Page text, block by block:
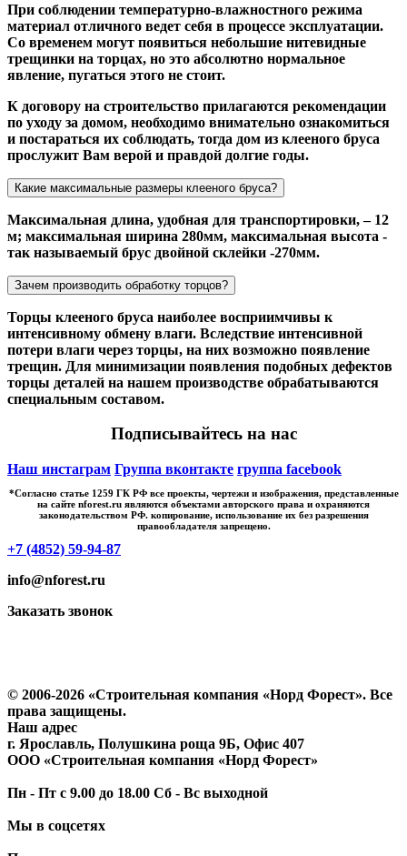
При соблюдении температурно-влажностного режима
материал отличного ведет себя в процессе эксплуатации.
Со временем могут появиться небольшие нитевидные
трещинки на торцах, но это абсолютно нормальное
явление, пугаться этого не стоит.
К договору на строительство прилагаются рекомендации
по уходу за домом, необходимо внимательно ознакомиться
и постараться их соблюдать, тогда дом из клееного бруса
прослужит Вам верой и правдой долгие годы.
Какие максимальные размеры клееного бруса?
Максимальная длина, удобная для транспортировки, – 12
м; максимальная ширина 280мм, максимальная высота -
так называемый брус двойной склейки -270мм.
Зачем производить обработку торцов?
Торцы клееного бруса наиболее восприимчивы к
интенсивному обмену влаги. Вследствие интенсивной
потери влаги через торцы, на них возможно появление
трещин. Для минимизации появления подобных дефектов
торцы деталей на нашем производстве обрабатываются
специальным составом.
Подписывайтесь на нас
Наш инстаграм Группа вконтакте группа facebook
*Cогласно статье 1259 ГК РФ все проекты, чертежи и изображения, представленные
на сайте nforest.ru являются объектами авторского права и охраняются
законодательством РФ. копирование, использование их без разрешения
правообладателя запрещено.
+7 (4852) 59-94-87
info@nforest.ru
Заказать звонок
© 2006-2026 «Строительная компания «Норд Форест». Все
права защищены.
Наш адрес
г. Ярославль, Полушкина роща 9Б, Офис 407
ООО «Строительная компания «Норд Форест»
Пн - Пт с 9.00 до 18.00 Сб - Вс выходной
Мы в соцсетях